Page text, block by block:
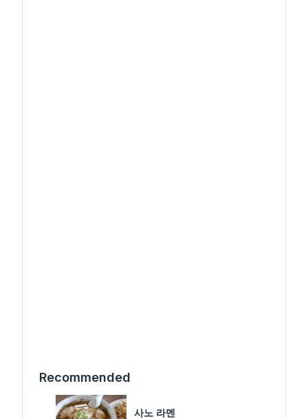
Recommended
사노 라멘